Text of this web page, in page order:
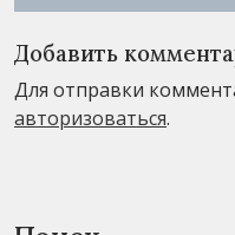
Добавить
Для отправки
авторизоваться.